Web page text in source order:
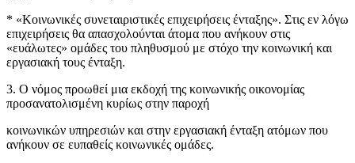
* «Κοινωνικές συνεταιριστικές επιχειρήσεις ένταξης». Στις εν λόγω
επιχειρήσεις θα απασχολούνται άτομα που ανήκουν στις
«ευάλωτες» ομάδες του πληθυσμού με στόχο την κοινωνική και
εργασιακή τους ένταξη.
3. Ο νόμος προωθεί μια εκδοχή της κοινωνικής οικονομίας
προσανατολισμένη κυρίως στην παροχή
κοινωνικών υπηρεσιών και στην εργασιακή ένταξη ατόμων που
ανήκουν σε ευπαθείς κοινωνικές ομάδες.